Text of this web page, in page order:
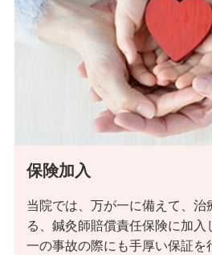
保険加入
当院では、万が一に備えて、治
る、鍼灸師賠償責任保険に加
一の事故の際にも手厚い保証を
治療技術に自
神戸すみれ治療院では慰安目的の治療
ず、本来の目的通り疾病の消失や軽減
を目的として、講師指導の元、日々治
を上げております。